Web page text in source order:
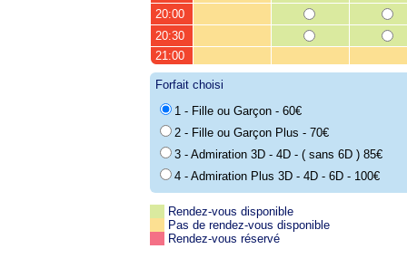
20:00
20:30
21:00
Forfait choisi
1 - Fille ou Garçon - 60€
2 - Fille ou Garçon Plus - 70€
3 - Admiration 3D - 4D - ( sans 6D ) 85€
4 - Admiration Plus 3D - 4D - 6D - 100€
Rendez-vous disponible
Pas de rendez-vous disponible
Rendez-vous réservé